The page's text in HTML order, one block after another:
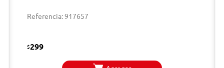
Referencia: 917657
$299